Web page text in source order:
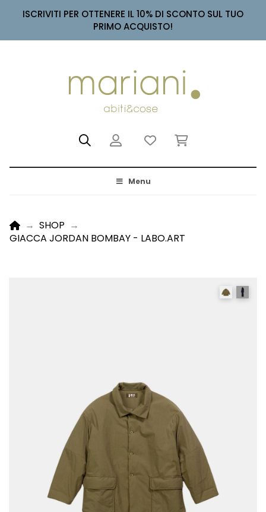
ISCRIVITI PER OTTENERE IL 10% DI SCONTO SUL TUO
PRIMO ACQUISTO!
Menu
HOME
→ SHOP →
GIACCA JORDAN BOMBAY - LABO.ART